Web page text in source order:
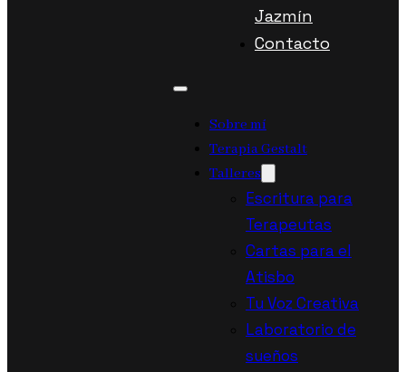
Jazmín
Contacto
Sobre mí
Terapia Gestalt
Talleres
Escritura para
Terapeutas
Cartas para el
Atisbo
Tu Voz Creativa
Laboratorio de
sueños